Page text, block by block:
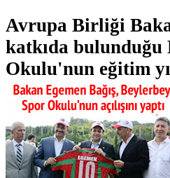
Avrupa Birliği
katkıda
Okulu'nun eğitim